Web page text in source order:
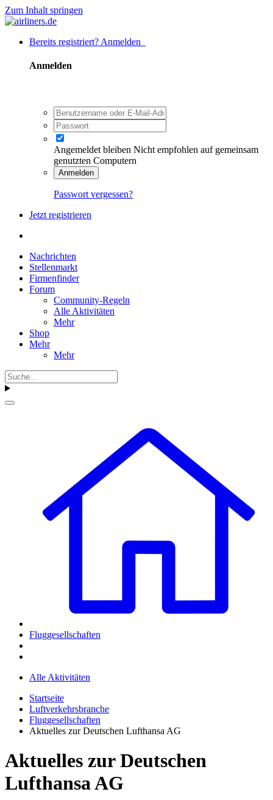
Zum Inhalt springen
Bereits registriert? Anmelden
Anmelden
Angemeldet bleiben Nicht empfohlen auf gemeinsam
genutzten Computern
Anmelden
Passwort vergessen?
Jetzt registrieren
Nachrichten
Stellenmarkt
Firmenfinder
Forum
Community-Regeln
Alle Aktivitäten
Mehr
Shop
Mehr
Mehr
Fluggesellschaften
Alle Aktivitäten
Startseite
Luftverkehrsbranche
Fluggesellschaften
Aktuelles zur Deutschen Lufthansa AG
Aktuelles zur Deutschen
Lufthansa AG